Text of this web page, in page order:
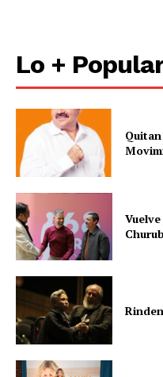
Lo +